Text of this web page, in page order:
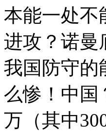
本能一处不
进攻？诺曼
我国防守的
么惨！中国
万（其中